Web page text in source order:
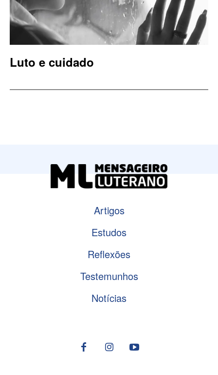
Luto e cuidado
Artigos
Estudos
Reflexões
Testemunhos
Notícias